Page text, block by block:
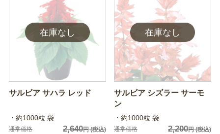
サルビア サハラ レッド
・約1000粒 袋
通常価格 2,640円(税込)
サルビア シズラー サーモ
ン
・約1000粒 袋
通常価格 2,200円(税込)